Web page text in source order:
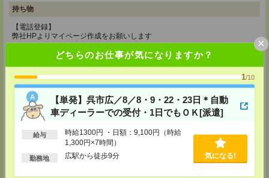
どちらのお仕事が気になりますか？
1/10
【単発】呉市広／8／8・9・22・23日＊自動
車ディーラーでの受付・1日でもＯＫ[派遣]
給与
時給1300円 ・日額：9,100円（時給
1,300円×7時間）
勤務地 広駅から徒歩9分 気になる!
×
持ち物
【電話登録】
弊社HPよりマイページ作成をお願いします
【来社登録】※現在は、電話登録を推奨させていただいております。
・職務経歴書
※履歴書、写真は不要です！
所要時間
・経験やご希望などをインタビュー
・お仕事のご紹介など
【来社登録】約1.5～2時間＊経験・ご希望による